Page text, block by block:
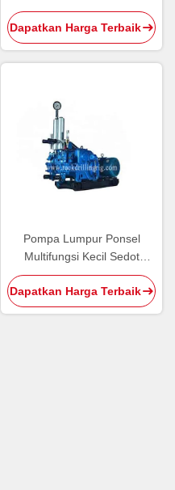
Pengeboran, Reciprocating
Triplex Piston Pump
Dapatkan Harga Terbaik
Pompa Lumpur Ponsel
Multifungsi Kecil Sedot
Lumpur Dengan Umur
Panjang Layanan Warna
Biru
Dapatkan Harga Terbaik